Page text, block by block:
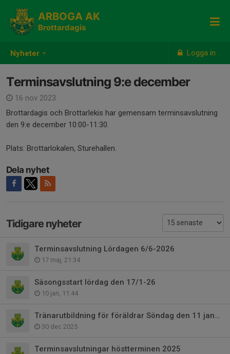
Nyheter Logga in
ARBOGA AK
Brottardagis
Terminsavslutning 9:e december
16 nov 2023
Brottardagis och Brottarlekis har gemensam terminsavslutning
den 9:e december 10:00-11:30.
Plats: Brottarlokalen, Sturehallen.
Dela nyhet
Tidigare nyheter
Terminsavslutning Lördagen 6/6-2026
17 maj, 21:34
Säsongsstart lördag den 17/1-26
10 jan, 11:44
Tränarutbildning för föräldrar Söndag den 11 januari
30 dec 2025
Terminsavslutningar höstterminen 2025